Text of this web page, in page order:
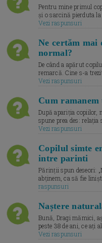
Pentru mine primul
și o sarcină pierduta
Vezi raspunsuri
Ne certăm mai
normal?
De când a apărut
remarcă. Cine s-a
Vezi raspunsuri
Cum
După apariția copiilor,
spune prea des:
Vezi raspunsuri
Copilul simte
intre parinti
Părinții spun deseori:
abținem, ca să fie
raspunsuri
Naștere
Bună, Dragi mămici,
peste 38 de ani, ce ați
Vezi raspunsuri